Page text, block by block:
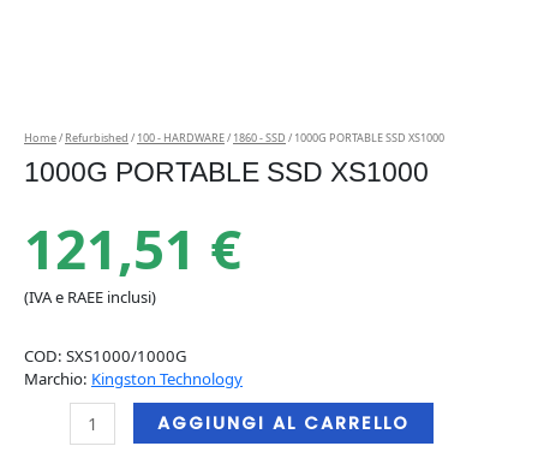
Home/ Refurbished / 100 - HARDWARE/ 1860 - SSD / 1000G PORTABLE SSD XS1000
1000G PORTABLE SSD XS1000
121,51 €
(IVA e RAEE inclusi)
COD: SXS1000/1000G
Marchio: Kingston Technology
PORTABLE
AGGIUNGI AL CARRELLO